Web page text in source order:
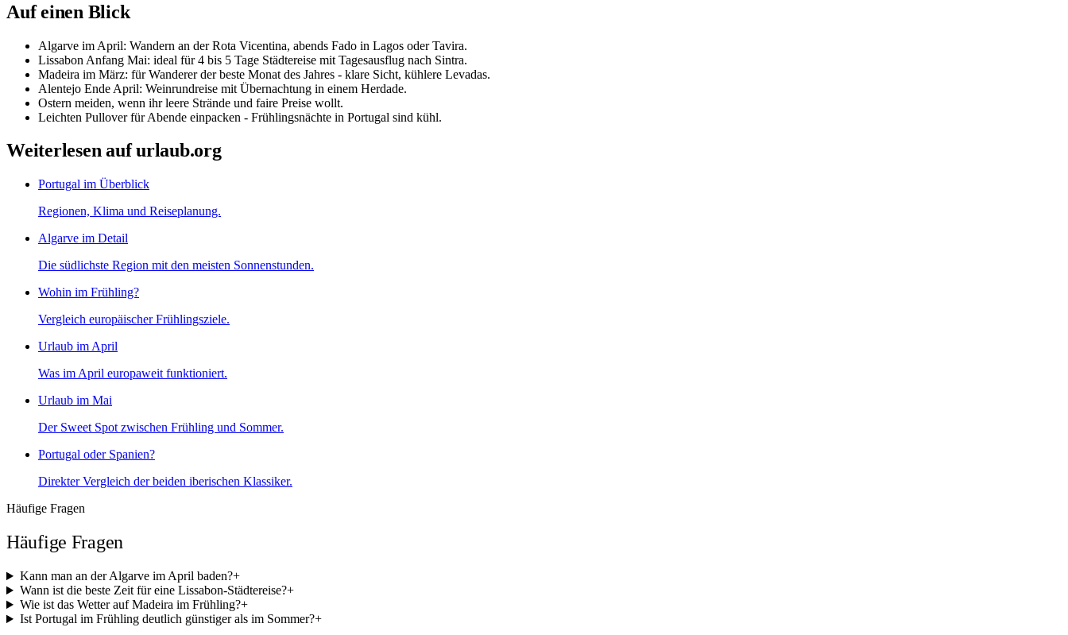
Auf einen Blick
Algarve im April: Wandern an der Rota Vicentina, abends Fado in Lagos oder Tavira.
Lissabon Anfang Mai: ideal für 4 bis 5 Tage Städtereise mit Tagesausflug nach Sintra.
Madeira im März: für Wanderer der beste Monat des Jahres - klare Sicht, kühlere Levadas.
Alentejo Ende April: Weinrundreise mit Übernachtung in einem Herdade.
Ostern meiden, wenn ihr leere Strände und faire Preise wollt.
Leichten Pullover für Abende einpacken - Frühlingsnächte in Portugal sind kühl.
Weiterlesen auf urlaub.org
Portugal im Überblick
Regionen, Klima und Reiseplanung.
Algarve im Detail
Die südlichste Region mit den meisten Sonnenstunden.
Wohin im Frühling?
Vergleich europäischer Frühlingsziele.
Urlaub im April
Was im April europaweit funktioniert.
Urlaub im Mai
Der Sweet Spot zwischen Frühling und Sommer.
Portugal oder Spanien?
Direkter Vergleich der beiden iberischen Klassiker.
Häufige Fragen
Häufige Fragen
Kann man an der Algarve im April baden?+
Wann ist die beste Zeit für eine Lissabon-Städtereise?+
Wie ist das Wetter auf Madeira im Frühling?+
Ist Portugal im Frühling deutlich günstiger als im Sommer?+